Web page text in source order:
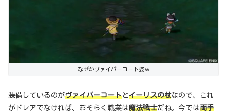
なぜかヴァイパーコート姿ｗ
装備しているのがヴァイパーコートとイーリスの杖なので、これ
がドレアでなければ、おそらく職業は魔法戦士だね。今では両手